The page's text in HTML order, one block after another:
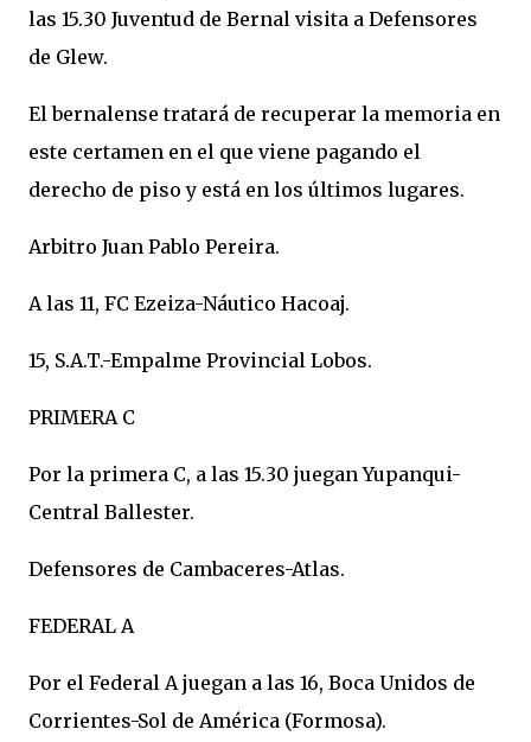
las 15.30 Juventud de Bernal visita a Defensores
de Glew.
El bernalense tratará de recuperar la memoria en
este certamen en el que viene pagando el
derecho de piso y está en los últimos lugares.
Arbitro Juan Pablo Pereira.
A las 11, FC Ezeiza-Náutico Hacoaj.
15, S.A.T.-Empalme Provincial Lobos.
PRIMERA C
Por la primera C, a las 15.30 juegan Yupanqui-
Central Ballester.
Defensores de Cambaceres-Atlas.
FEDERAL A
Por el Federal A juegan a las 16, Boca Unidos de
Corrientes-Sol de América (Formosa).